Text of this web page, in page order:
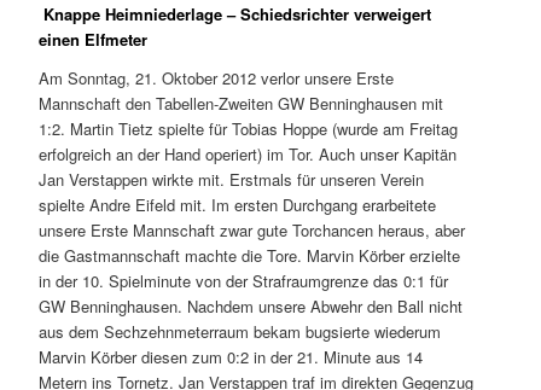
Knappe Heimniederlage – Schiedsrichter verweigert
einen Elfmeter
Am Sonntag, 21. Oktober 2012 verlor unsere Erste
Mannschaft den Tabellen-Zweiten GW Benninghausen mit
1:2. Martin Tietz spielte für Tobias Hoppe (wurde am Freitag
erfolgreich an der Hand operiert) im Tor. Auch unser Kapitän
Jan Verstappen wirkte mit. Erstmals für unseren Verein
spielte Andre Eifeld mit. Im ersten Durchgang erarbeitete
unsere Erste Mannschaft zwar gute Torchancen heraus, aber
die Gastmannschaft machte die Tore. Marvin Körber erzielte
in der 10. Spielminute von der Strafraumgrenze das 0:1 für
GW Benninghausen. Nachdem unsere Abwehr den Ball nicht
aus dem Sechzehnmeterraum bekam bugsierte wiederum
Marvin Körber diesen zum 0:2 in der 21. Minute aus 14
Metern ins Tornetz. Jan Verstappen traf im direkten Gegenzug